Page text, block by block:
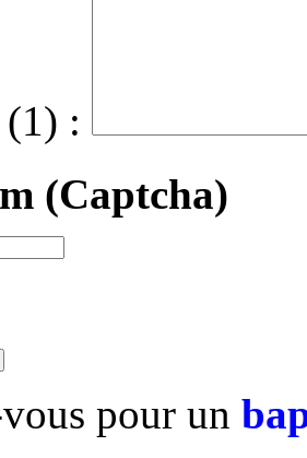
(1) :
(Captcha)
pour un